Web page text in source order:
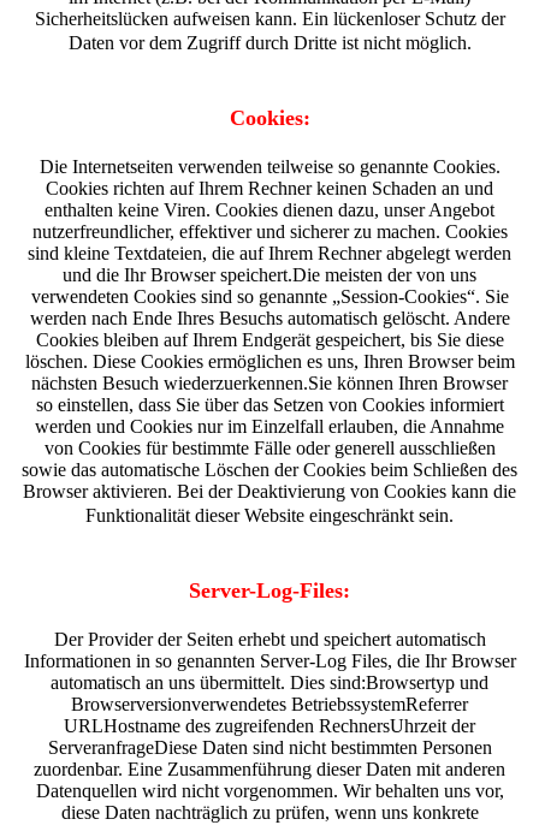
Sicherheitslücken aufweisen kann. Ein lückenloser Schutz der
Daten vor dem Zugriff durch Dritte ist nicht möglich.
Cookies:
Die Internetseiten verwenden teilweise so genannte Cookies.
Cookies richten auf Ihrem Rechner keinen Schaden an und
enthalten keine Viren. Cookies dienen dazu, unser Angebot
nutzerfreundlicher, effektiver und sicherer zu machen. Cookies
sind kleine Textdateien, die auf Ihrem Rechner abgelegt werden
und die Ihr Browser speichert.Die meisten der von uns
verwendeten Cookies sind so genannte „Session-Cookies“. Sie
werden nach Ende Ihres Besuchs automatisch gelöscht. Andere
Cookies bleiben auf Ihrem Endgerät gespeichert, bis Sie diese
löschen. Diese Cookies ermöglichen es uns, Ihren Browser beim
nächsten Besuch wiederzuerkennen.Sie können Ihren Browser
so einstellen, dass Sie über das Setzen von Cookies informiert
werden und Cookies nur im Einzelfall erlauben, die Annahme
von Cookies für bestimmte Fälle oder generell ausschließen
sowie das automatische Löschen der Cookies beim Schließen des
Browser aktivieren. Bei der Deaktivierung von Cookies kann die
Funktionalität dieser Website eingeschränkt sein.
Server-Log-Files:
Der Provider der Seiten erhebt und speichert automatisch
Informationen in so genannten Server-Log Files, die Ihr Browser
automatisch an uns übermittelt. Dies sind:Browsertyp und
Browserversionverwendetes BetriebssystemReferrer
URLHostname des zugreifenden RechnersUhrzeit der
ServeranfrageDiese Daten sind nicht bestimmten Personen
zuordenbar. Eine Zusammenführung dieser Daten mit anderen
Datenquellen wird nicht vorgenommen. Wir behalten uns vor,
diese Daten nachträglich zu prüfen, wenn uns konkrete